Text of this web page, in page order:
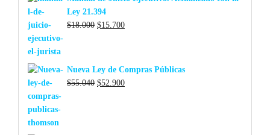
Ley 21.394
$18.000 El
$18.000.
$15.700El
$15.700.
Nueva Ley de Compras Públicas
$55.040 El
$52.900El